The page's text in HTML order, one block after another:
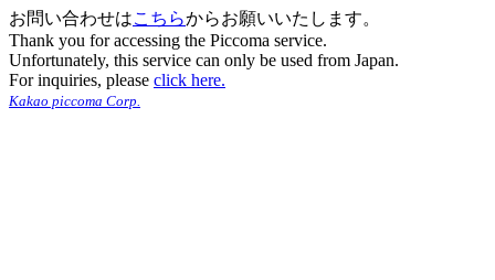
お問い合わせはこちらからお願いいたします。
Thank you for accessing the Piccoma service.
Unfortunately, this service can only be used from Japan.
For inquiries, please click here.
Kakao piccoma Corp.